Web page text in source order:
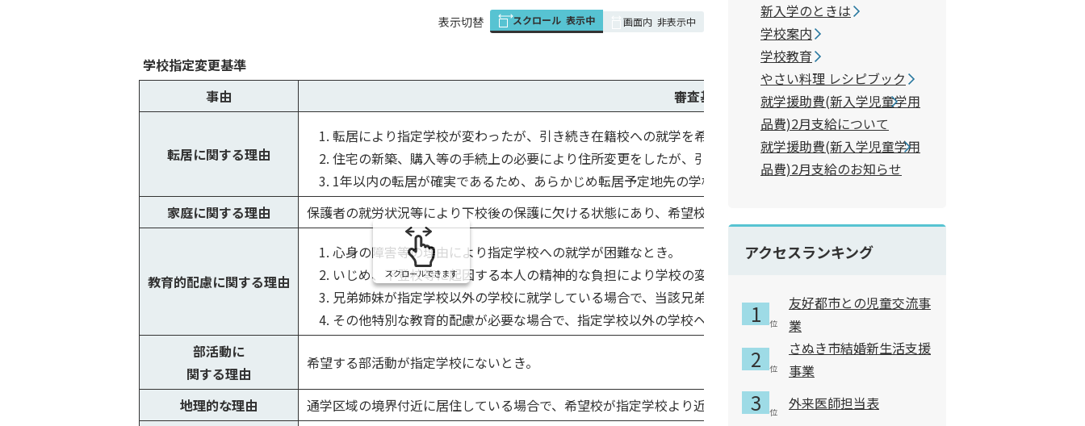
表
の
表示切替 スクロール 表示中 画面内 非表示中
学校指定変更基準
事由
審査基準
転居に関する理由
転居により指定学校が変わったが、引き続き在籍校への就学を希望する場合で、通学に支障がないとき。
住宅の新築、購入等の手続上の必要により住所変更をしたが、引き続き在籍校への就学を希望する場合で、通学に支障がないとき
1年以内の転居が確実であるため、あらかじめ転居予定地先の学校へ転入学しようとするとき。
家庭に関する理由
保護者の就労状況等により下校後の保護に欠ける状態にあり、希望校の近くに保護先が確保されているとき。(小学校に限る。）
教育的配慮に関する理由
心身の障害等の理由により指定学校への就学が困難なとき。
いじめ、不登校等に起因する本人の精神的な負担により学校の変更が必要なとき。
兄弟姉妹が指定学校以外の学校に就学している場合で、当該兄弟姉妹と同じ学校への就学を希望するとき。
その他特別な教育的配慮が必要な場合で、指定学校以外の学校ヘの就学を希望するとき。
部活動に
関する理由
希望する部活動が指定学校にないとき。
地理的な理由
通学区域の境界付近に居住している場合で、希望校が指定学校より近く、通学の安全上支障がないとき。
スクロールできます
新入学のときは
学校案内
学校教育
やさい料理 レシピブック
就学援助費(新入学児童学用
品費)2月支給について
就学援助費(新入学児童学用
品費)2月支給のお知らせ
アクセスランキング
友好都市との児童交流事
業
さぬき市結婚新生活支援
事業
外来医師担当表